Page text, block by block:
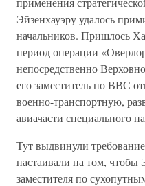
Эйзенхауэру удалось
начальников. Пришлось
период операции
непосредственно
его заместитель по ВВС
военно-транспортную,
авиачасти специального
Тут выдвинули
настаивали на том, чтобы
заместителя по